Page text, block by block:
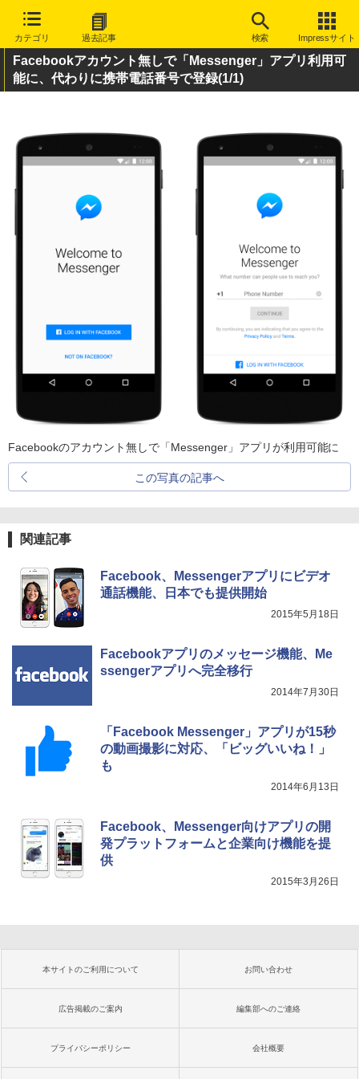
カテゴリ 過去記事 検索 Impressサイト
Facebookアカウント無しで「Messenger」アプリ利用可
能に、代わりに携帯電話番号で登録(1/1)
Facebookのアカウント無しで「Messenger」アプリが利用可能に
この写真の記事へ
関連記事
Facebook、Messengerアプリにビデオ
通話機能、日本でも提供開始
2015年5月18日
Facebookアプリのメッセージ機能、Me
ssengerアプリへ完全移行
2014年7月30日
「Facebook Messenger」アプリが15秒
の動画撮影に対応、「ビッグいいね！」
も
2014年6月13日
Facebook、Messenger向けアプリの開
発プラットフォームと企業向け機能を提
供
2015年3月26日
本サイトのご利用について お問い合わせ
広告掲載のご案内 編集部へのご連絡
プライバシーポリシー 会社概要